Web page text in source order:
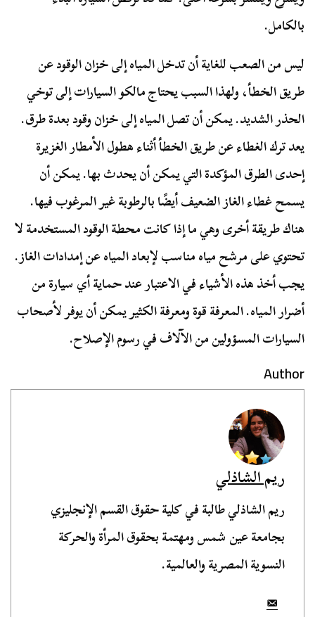
بالكامل.
ليس من الصعب للغاية أن تدخل المياه إلى خزان الوقود عن
طريق الخطأ، ولهذا السبب يحتاج مالكو السيارات إلى توخي
الحذر الشديد. يمكن أن تصل المياه إلى خزان وقود بعدة طرق.
يعد ترك الغطاء عن طريق الخطأ أثناء هطول الأمطار الغزيرة
إحدى الطرق المؤكدة التي يمكن أن يحدث بها. يمكن أن
يسمح غطاء الغاز الضعيف أيضًا بالرطوبة غير المرغوب فيها.
هناك طريقة أخرى وهي ما إذا كانت محطة الوقود المستخدمة لا
تحتوي على مرشح مياه مناسب لإبعاد المياه عن إمدادات الغاز.
يجب أخذ هذه الأشياء في الاعتبار عند حماية أي سيارة من
أضرار المياه. المعرفة قوة ومعرفة الكثير يمكن أن يوفر لأصحاب
السيارات المسؤولين من الآلاف في رسوم الإصلاح.
Author
ريم الشاذلي
ريم الشاذلي طالبة في كلية حقوق القسم الإنجليزي
بجامعة عين شمس ومهتمة بحقوق المرأة والحركة
النسوية المصرية والعالمية.